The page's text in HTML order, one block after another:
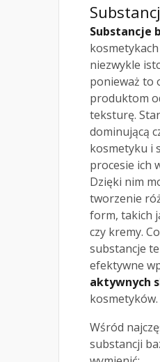
Substancje
niezwykle
ponieważ to
produktom
teksturę.
dominującą
kosmetyku i
procesie ich
Dzięki nim
tworzenie
form, takich
czy kremy.
substancje
efektywne
aktywnych
kosmetyków.
Wśród
substancji